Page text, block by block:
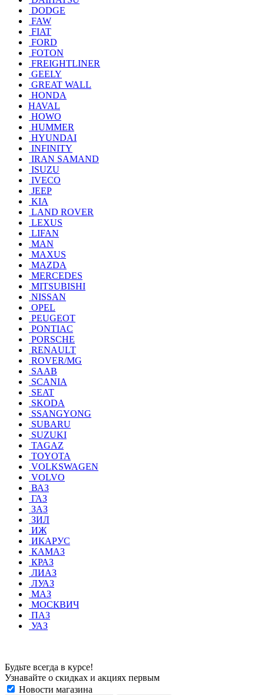
DODGE
FAW
FIAT
FORD
FOTON
FREIGHTLINER
GEELY
GREAT WALL
HONDA
HAVAL
HOWO
HUMMER
HYUNDAI
INFINITY
IRAN SAMAND
ISUZU
IVECO
JEEP
KIA
LAND ROVER
LEXUS
LIFAN
MAN
MAXUS
MAZDA
MERCEDES
MITSUBISHI
NISSAN
OPEL
PEUGEOT
PONTIAC
PORSCHE
RENAULT
ROVER/MG
SAAB
SCANIA
SEAT
SKODA
SSANGYONG
SUBARU
SUZUKI
TAGAZ
TOYOTA
VOLKSWAGEN
VOLVO
ВАЗ
ГАЗ
ЗАЗ
ЗИЛ
ИЖ
ИКАРУС
КАМАЗ
КРАЗ
ЛИАЗ
ЛУАЗ
МАЗ
МОСКВИЧ
ПАЗ
УАЗ
Будьте всегда в курсе!
Узнавайте о скидках и акциях первым
Новости магазина